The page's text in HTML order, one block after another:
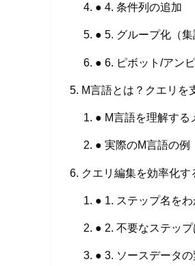
● 4. 条件列の追加
● 5. グループ化（集
● 6. ピボット/アン
M言語とは？クエリを
● M言語を理解する
● 実際のM言語の例
クエリ編集を効率化す
● 1. ステップ名を
● 2. 不要なステッ
● 3. ソースデータ